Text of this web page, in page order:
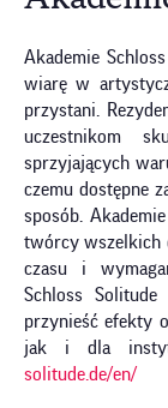
Akademie
wiarę w
przystani.
uczestnikom
sprzyjających
czemu dostępne
sposób.
twórcy wszelkich
czasu i
Schloss
przynieść efekty
jak i dla
solitude.de/en/